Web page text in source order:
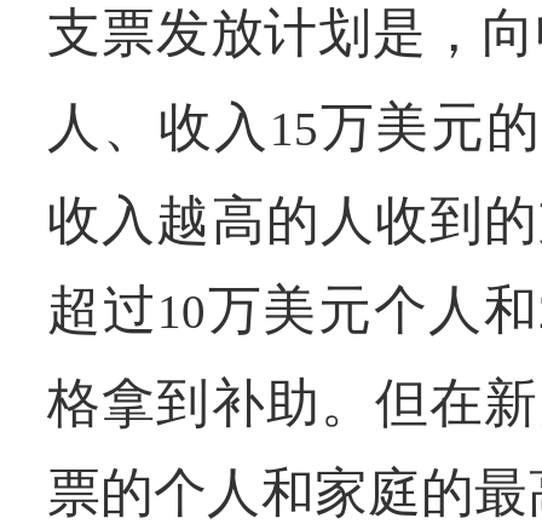
支票发放计划是，
人、收入 15万美元
收入越高的人收到
超过10万美元个人和
格拿到补助。但在
票的个人和家庭的